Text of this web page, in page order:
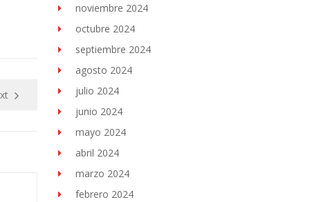
noviembre 2024
octubre 2024
septiembre 2024
agosto 2024
julio 2024
junio 2024
mayo 2024
abril 2024
marzo 2024
febrero 2024